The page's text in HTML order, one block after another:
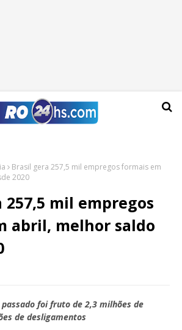
feira, 07 de agosto de 2026
Brasil gera 257,5 mil empregos formais em
2020
257,5 mil empregos
abril, melhor saldo
foi fruto de 2,3 milhões de
de desligamentos